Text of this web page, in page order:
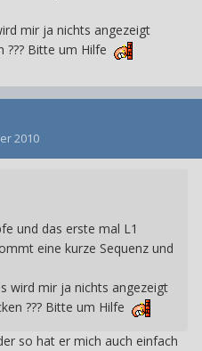
mir ja nichts angezeigt
??? Bitte um Hilfe
2010
und das erste mal L1
eine kurze Sequenz und
wird mir ja nichts angezeigt
??? Bitte um Hilfe
so hat er mich auch einfach